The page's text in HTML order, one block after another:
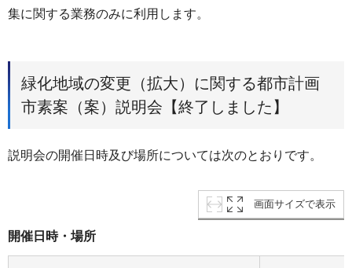
集に関する業務のみに利用します。
緑化地域の変更（拡大）に関する都市計画
市素案（案）説明会【終了しました】
説明会の開催日時及び場所については次のとおりです。
画面サイズで表示
開催日時・場所